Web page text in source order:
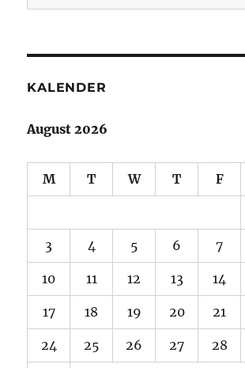
for:
KALENDER
August 2026
M T W T F
3 4 5 6 7
10 11 12 13 14
17 18 19 20 21
24 25 26 27 28